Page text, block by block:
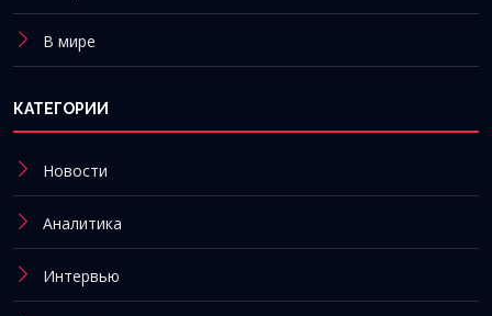
В мире
КАТЕГОРИИ
Новости
Аналитика
Интервью